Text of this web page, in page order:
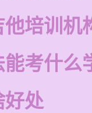
培训机
考什么
好处